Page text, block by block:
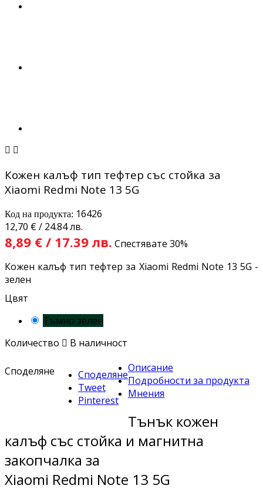
 
Кожен калъф тип тефтер със стойка за
Xiaomi Redmi Note 13 5G
Код на продукта: 16426
12,70 € / 24.84 лв.
8,89 € / 17.39 лв. Спестявате 30%
Кожен калъф тип тефтер за Xiaomi Redmi Note 13 5G -
зелен
Цвят
Тъмно зелен
Количество  В наличност
Споделяне
Споделяне
Tweet
Pinterest
Описание
Подробности за продукта
Мнения
Тънък кожен
калъф със стойка и магнитна
закопчалка за
Xiaomi Redmi Note 13 5G